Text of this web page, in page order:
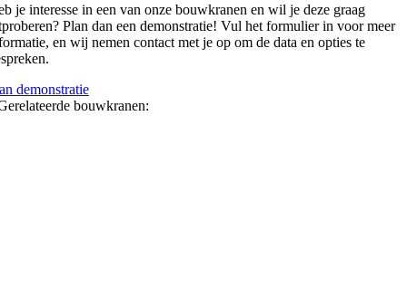
je interesse in een van onze bouwkranen en wil je deze graag
Plan dan een demonstratie! Vul het formulier in voor meer
en wij nemen contact met je op om de data en opties te
demonstratie
bouwkranen: